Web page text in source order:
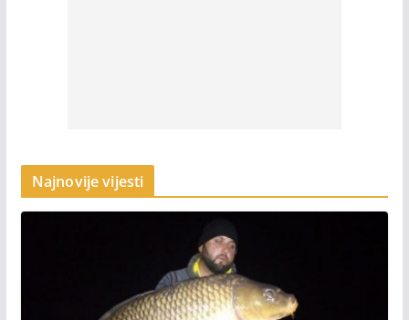
Najnovije vijesti